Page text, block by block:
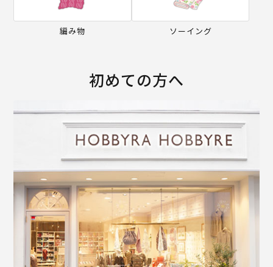
編み物 ソーイング
初めての方へ